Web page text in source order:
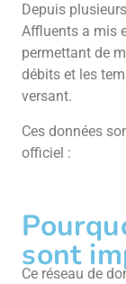
Depuis
Affluents a mis
permettant de
débits et les
versant.
Ces données
officiel :
sont
Ce réseau de